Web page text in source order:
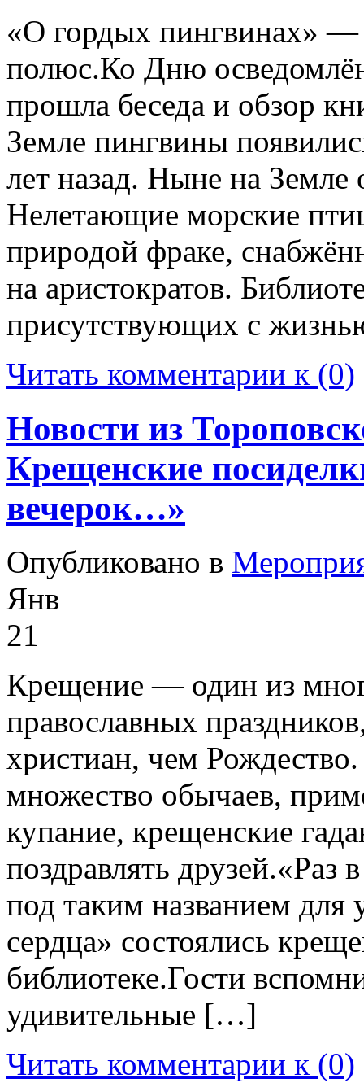
«О гордых пингвинах»
полюс.Ко Дню
прошла беседа и обзор
Земле пингвины
лет назад. Ныне на
Нелетающие морские
природой фраке,
на аристократов.
присутствующих с
Читать комментарии к (0)
Новости из
Крещенские
вечерок…»
Опубликовано в
Янв
21
Крещение — один из
православных
христиан, чем
множество обычаев,
купание, крещенские
поздравлять
под таким названием
сердца» состоялись
библиотеке.Гости
удивительные […]
Читать комментарии к (0)